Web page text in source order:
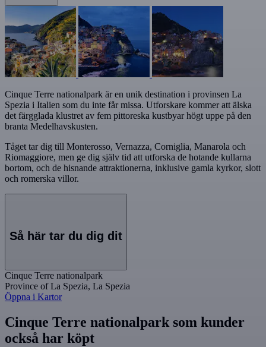
Cinque Terre nationalpark är en unik destination i provinsen La
Spezia i Italien som du inte får missa. Utforskare kommer att älska
det färgglada klustret av fem pittoreska kustbyar högt uppe på den
branta Medelhavskusten.
Tåget tar dig till Monterosso, Vernazza, Corniglia, Manarola och
Riomaggiore, men ge dig själv tid att utforska de hotande kullarna
bortom, och de hisnande attraktionerna, inklusive gamla kyrkor, slott
och romerska villor.
Så här tar du dig dit
Cinque Terre nationalpark
Province of La Spezia, La Spezia
Öppna i Kartor
Cinque Terre nationalpark som kunder
också har köpt